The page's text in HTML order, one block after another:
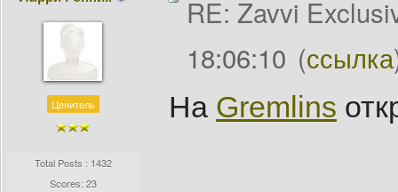
Ценитель
Total Posts : 1432
Scores: 23
RE: Zavvi
18:06:10 (ссылка
На Gremlins